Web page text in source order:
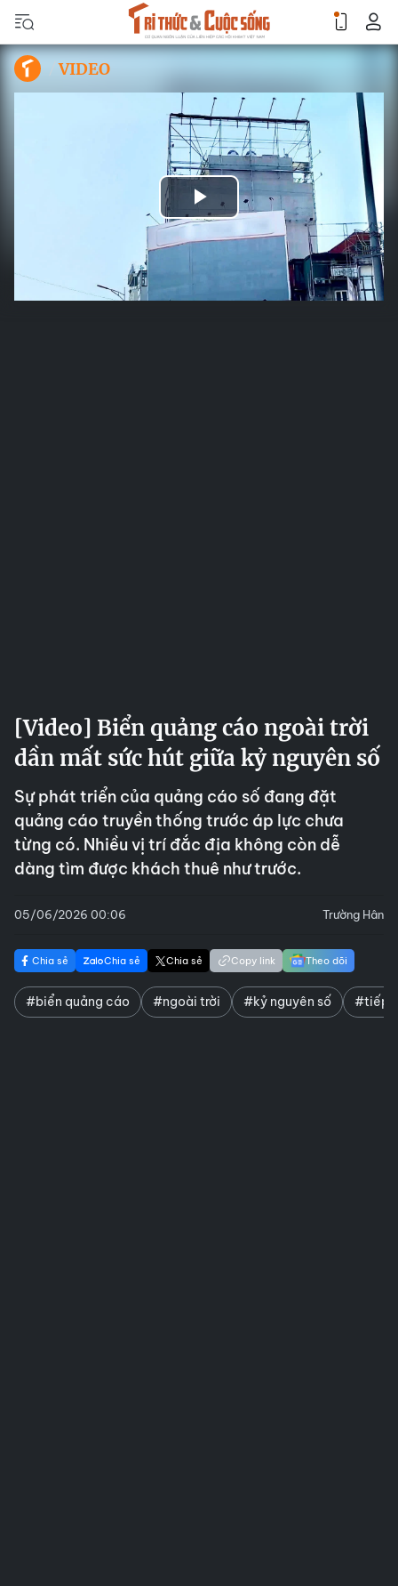
VIDEO
Play
Video
[Video] Biển quảng cáo ngoài trời
dần mất sức hút giữa kỷ nguyên số
Sự phát triển của quảng cáo số đang đặt
quảng cáo truyền thống trước áp lực chưa
từng có. Nhiều vị trí đắc địa không còn dễ
dàng tìm được khách thuê như trước.
05/06/2026 00:06 Trường Hân
Chia sẻ Chia sẻ Chia sẻ Copy link Theo dõi
#biển quảng cáo #ngoài trời #kỷ nguyên số #tiếp